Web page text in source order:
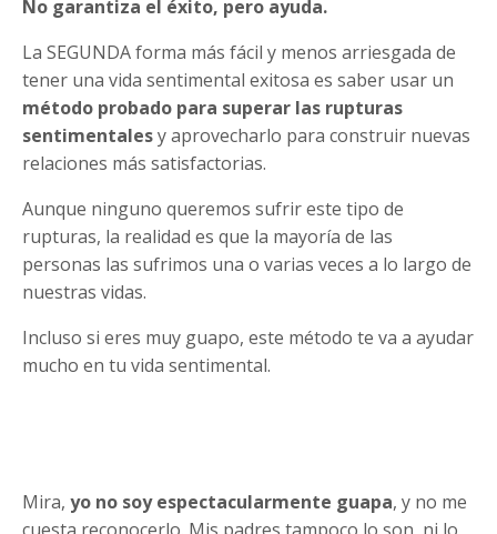
No garantiza el éxito, pero ayuda.
La SEGUNDA forma más fácil y menos arriesgada de
tener una vida sentimental exitosa es saber usar un
método probado para superar las rupturas
sentimentalesy aprovecharlo para construir nuevas
relaciones más satisfactorias.
Aunque ninguno queremos sufrir este tipo de
rupturas, la realidad es que la mayoría de las
personas las sufrimos una o varias veces a lo largo de
nuestras vidas.
Incluso si eres muy guapo, este método te va a ayudar
mucho en tu vida sentimental.
Mira, yo no soy espectacularmente guapa, y no me
cuesta reconocerlo. Mis padres tampoco lo son, ni lo